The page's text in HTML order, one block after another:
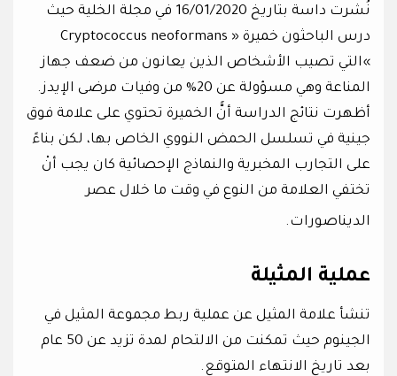
نُشرت داسة بتاريخ 16/01/2020 في مجلة الخلية حيث
درس الباحثون خميرة « Cryptococcus neoformans
»التي تصيب الأشخاص الذين يعانون من ضعف جهاز
المناعة وهي مسؤولة عن 20% من وفيات مرضى الإيدز.
أظهرت نتائج الدراسة أنًّ الخميرة تحتوي على علامة فوق
جينية في تسلسل الحمض النووي الخاص بها، لكن بناءً
على التجارب المخبرية والنماذج الإحصائية كان يجب أنْ
تختفي العلامة من النوع في وقت ما خلال عصر
الديناصورات.
عملية المثيلة
تنشأ علامة المثيل عن عملية ربط مجموعة المثيل في
الجينوم حيث تمكنت من الالتحام لمدة تزيد عن 50 عام
بعد تاريخ الانتهاء المتوقع.